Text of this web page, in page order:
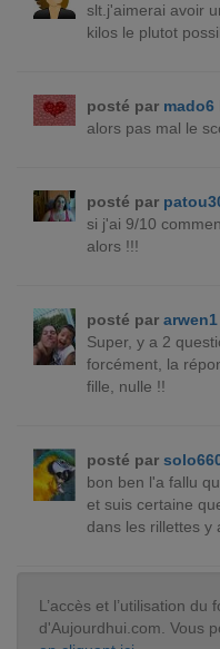
slt.j'aimerai avoir
kilos le plutot
posté par mado6
alors pas mal le
posté par
si j'ai 9/10
alors !!!
posté par arwen1
Super, y a 2
forcément, la
fille, nulle !!
posté par
bon ben l'a fallu
et suis certaine
dans les rillettes y
L’accès et l’utilisation
d'Aujourdhui.com. Vous